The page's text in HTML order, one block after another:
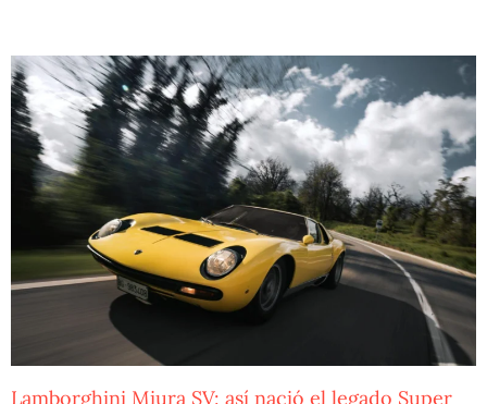
Lamborghini Miura SV: así nació el legado Super